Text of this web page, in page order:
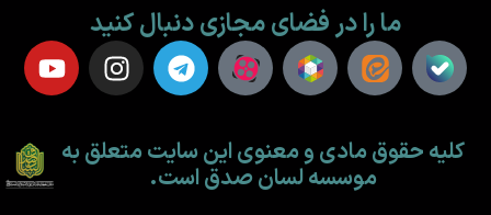
ما را در فضای مجازی دنبال کنید
کلیه حقوق مادی و معنوی این سایت متعلق به
موسسه لسان صدق است.